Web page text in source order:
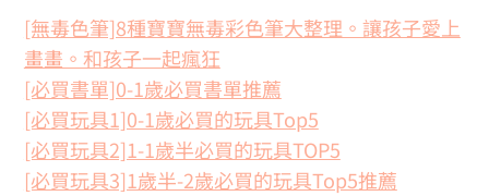
[無毒色筆]8種寶寶無毒彩色筆大整理。讓孩子愛上
畫畫。和孩子一起瘋狂
[必買書單]0-1歲必買書單推薦
[必買玩具1]0-1歲必買的玩具Top5
[必買玩具2]1-1歲半必買的玩具TOP5
[必買玩具3]1歲半-2歲必買的玩具Top5推薦